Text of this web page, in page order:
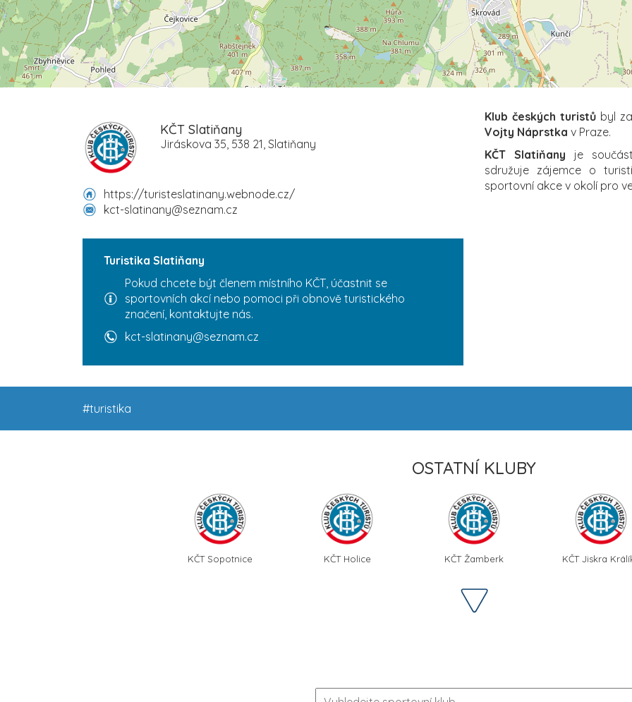
KČT Slatiňany
Jiráskova 35, 538 21, Slatiňany
https://turisteslatinany.webnode.cz/
kct-slatinany@seznam.cz
Turistika Slatiňany
Pokud chcete být členem místního KČT, účastnit se
sportovních akcí nebo pomoci při obnově turistického
značení, kontaktujte nás.
kct-slatinany@seznam.cz
Klub českých turistůbyl
Vojty Náprstka v Praze.
KČT Slatiňany je
sdružuje zájemce o
sportovní akce v okolí pro
#turistika
OSTATNÍ KLUBY
KČT Sopotnice KČT Holice KČT Žamberk KČT Jiskra